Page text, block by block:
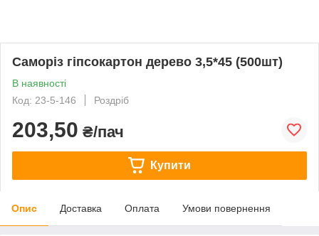
Саморіз гіпсокартон дерево 3,5*45 (500шт)
В наявності
Код: 23-5-146
Роздріб
203,50 ₴/пач
Купити
Опис Доставка Оплата Умови повернення